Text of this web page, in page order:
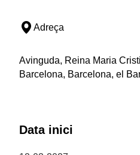
Adreça
Avinguda, Reina Maria
Barcelona, Barcelona, el
Data inici